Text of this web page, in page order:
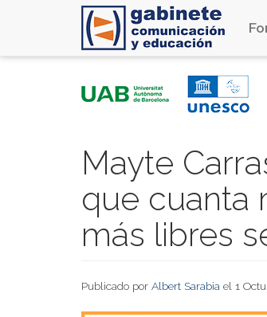
Mayte
que cuanta
más libres
Publicado por Albert Sarabia el 1